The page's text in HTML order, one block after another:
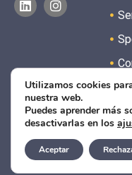
Utilizamos cookies
nuestra web.
Puedes aprender más
desactivarlas en los
Aceptar